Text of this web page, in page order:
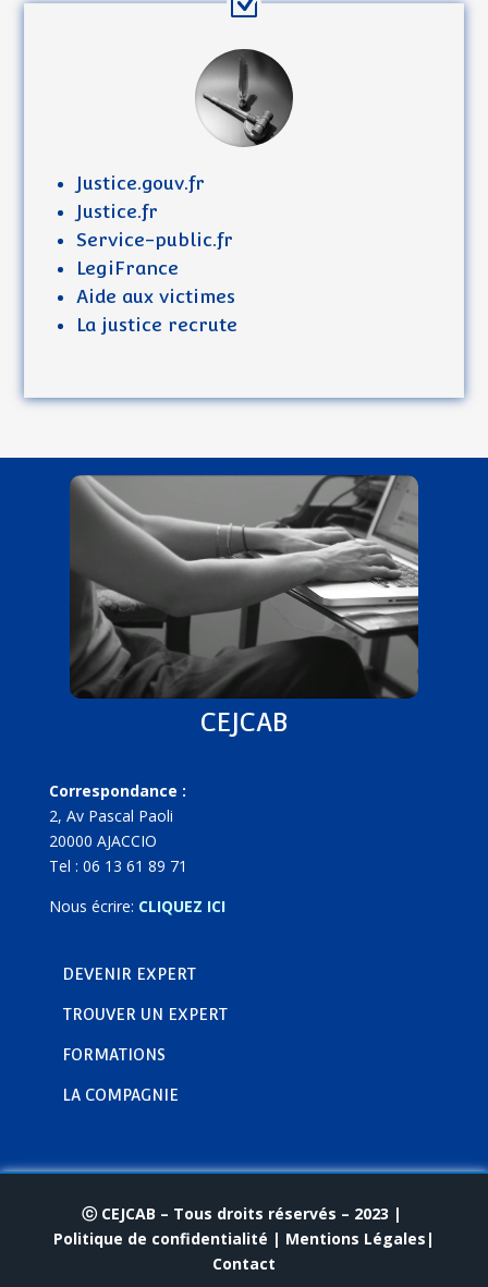
Justice.gouv.fr
Justice.fr
Service-public.fr
LegiFrance
Aide aux victimes
La justice recrute
Lecteur vidéo
CEJCAB
Correspondance :
2, Av Pascal Paoli
20000 AJACCIO
Tel : 06 13 61 89 71
Nous écrire: CLIQUEZ ICI
DEVENIR EXPERT
TROUVER UN EXPERT
FORMATIONS
LA COMPAGNIE
ⓒ CEJCAB – Tous droits réservés – 2023 |
Politique de confidentialité | Mentions Légales|
Contact